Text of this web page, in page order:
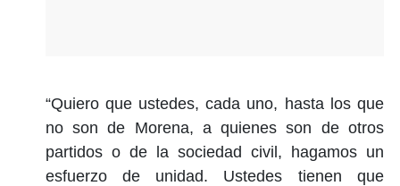
“Quiero que ustedes, cada uno, hasta los que
no son de Morena, a quienes son de otros
partidos o de la sociedad civil, hagamos un
esfuerzo de unidad. Ustedes tienen que